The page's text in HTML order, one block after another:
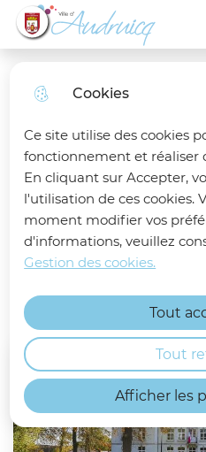
Cookies
Ce site utilise des cookies
fonctionnement et réaliser
En cliquant sur Accepter,
l'utilisation de ces cookies.
moment modifier vos
d'informations, veuillez
Gestion des cookies.
Afficher les
Tout
Tout
Skip
to
menu
Skip
to
search
Ville d'Audruicq
Accueil
Présentation
d'Audruicq : ses
équipements, son